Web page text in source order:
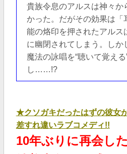
貴族令息のアルスは神々か
かった。だがその効果は
能の烙印を押されたアルス
に幽閉されてしまう。しか
魔法の詠唱を“聴いて覚え
し……!?
★クソガキだったはずの彼
差すれ違いラブコメディ!!
10年ぶりに再会し